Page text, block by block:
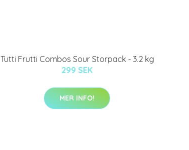
Tutti Frutti Combos Sour Storpack - 3.2 kg
299 SEK
MER INFO!